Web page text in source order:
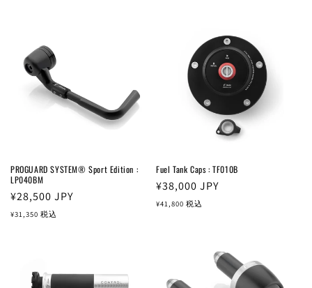
PROGUARD SYSTEM® Sport Edition :
LP040BM
通
常
¥28,500 JPY
¥31,350 税込
Fuel Tank Caps : TF010B
通
常
¥38,000 JPY
¥41,800 税込